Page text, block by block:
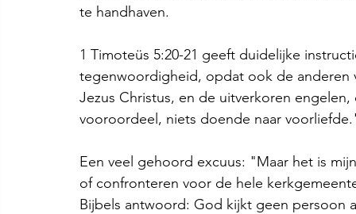
te handhaven.
1 Timoteüs 5:20-21 geeft duidelijke
tegenwoordigheid, opdat ook de
Jezus Christus, en de uitverkoren
vooroordeel, niets doende naar
Een veel gehoord excuus: "Maar het is
of confronteren voor de hele
Bijbels antwoord: God kijkt geen persoon